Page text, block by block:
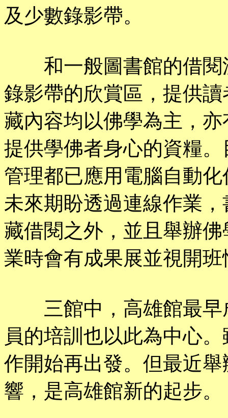
及少數錄影帶。
和一般圖書館的借閱
錄影帶的欣賞區，提供
藏內容均以佛學為主，
提供學佛者身心的資糧
管理都已應用電腦自動
未來期盼透過連線作業
藏借閱之外，並且舉辦
業時會有成果展並視開
三館中，高雄館最早
員的培訓也以此為中心
作開始再出發。但最近
響，是高雄館新的起步。